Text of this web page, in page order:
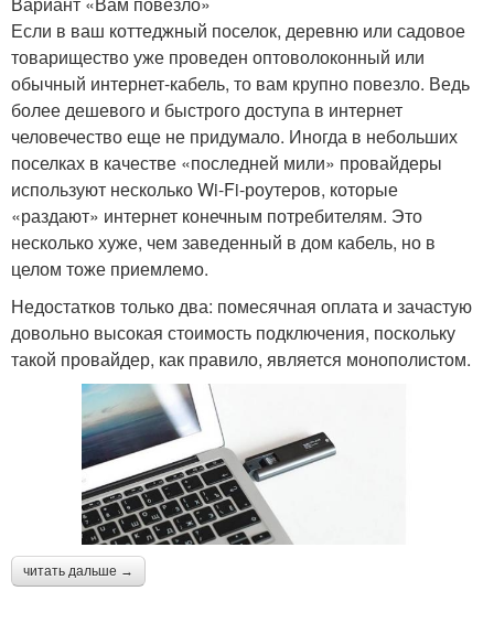
Если в ваш коттеджный поселок, деревню или садовое
товарищество уже проведен оптоволоконный или
обычный интернет-кабель, то вам крупно повезло. Ведь
более дешевого и быстрого доступа в интернет
человечество еще не придумало. Иногда в небольших
поселках в качестве «последней мили» провайдеры
используют несколько Wi-Fi-роутеров, которые
«раздают» интернет конечным потребителям. Это
несколько хуже, чем заведенный в дом кабель, но в
целом тоже приемлемо.
Недостатков только два: помесячная оплата и зачастую
довольно высокая стоимость подключения, поскольку
такой провайдер, как правило, является монополистом.
читать дальше →